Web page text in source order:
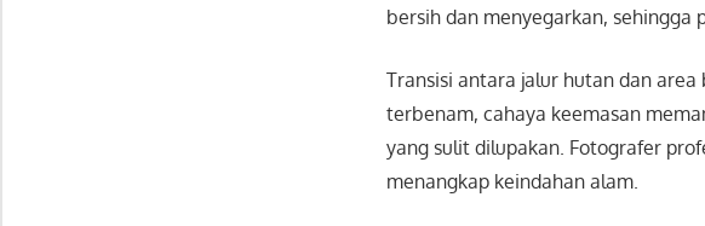
bersih dan menyegarkan, sehingga
Transisi antara jalur hutan dan
terbenam, cahaya keemasan
yang sulit dilupakan. Fotografer
menangkap keindahan alam.